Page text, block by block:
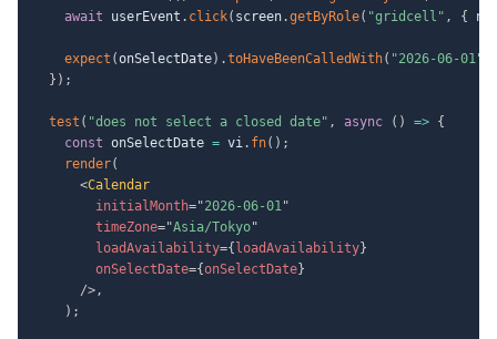
await userEvent . click( screen.getByRole( "gridcell" , {
expect (onSelectDate) .toHaveBeenCalledWith( "2026-06-01"
} ) ;
test ( "does not select a closed date" , async ( ) => {
const onSelectDate = vi. fn( ) ;
render(
<Calendar
initialMonth="2026-06-01"
timeZone="Asia/Tokyo"
loadAvailability={ loadAvailability}
onSelectDate={onSelectDate}
/>,
) ;